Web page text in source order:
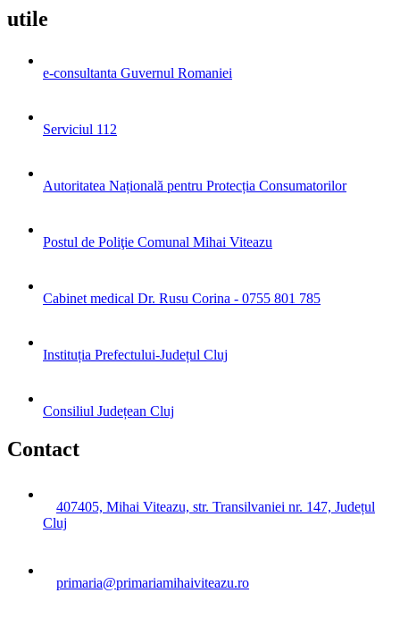
utile
e-consultanta Guvernul Romaniei
Serviciul 112
Autoritatea Națională pentru Protecția Consumatorilor
Postul de Poliţie Comunal Mihai Viteazu
Cabinet medical Dr. Rusu Corina - 0755 801 785
Instituția Prefectului-Județul Cluj
Consiliul Județean Cluj
Contact
407405, Mihai Viteazu, str. Transilvaniei nr. 147, Județul
Cluj
primaria@primariamihaiviteazu.ro